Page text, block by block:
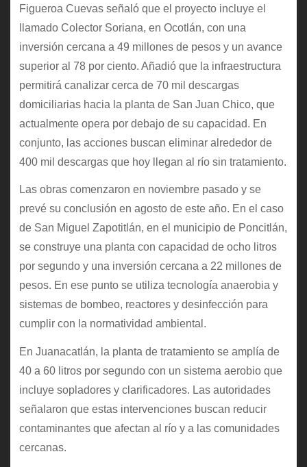
Figueroa Cuevas señaló que el proyecto incluye el
llamado Colector Soriana, en Ocotlán, con una
inversión cercana a 49 millones de pesos y un avance
superior al 78 por ciento. Añadió que la infraestructura
permitirá canalizar cerca de 70 mil descargas
domiciliarias hacia la planta de San Juan Chico, que
actualmente opera por debajo de su capacidad. En
conjunto, las acciones buscan eliminar alrededor de
400 mil descargas que hoy llegan al río sin tratamiento.
Las obras comenzaron en noviembre pasado y se
prevé su conclusión en agosto de este año. En el caso
de San Miguel Zapotitlán, en el municipio de Poncitlán,
se construye una planta con capacidad de ocho litros
por segundo y una inversión cercana a 22 millones de
pesos. En ese punto se utiliza tecnología anaerobia y
sistemas de bombeo, reactores y desinfección para
cumplir con la normatividad ambiental.
En Juanacatlán, la planta de tratamiento se amplía de
40 a 60 litros por segundo con un sistema aerobio que
incluye sopladores y clarificadores. Las autoridades
señalaron que estas intervenciones buscan reducir
contaminantes que afectan al río y a las comunidades
cercanas.